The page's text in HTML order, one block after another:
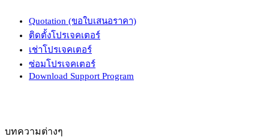
Quotation (ขอใบเสนอราคา)
ติดตั้งโปรเจคเตอร์
เช่าโปรเจคเตอร์
ซ่อมโปรเจคเตอร์
Download Support Program
บทความต่างๆ